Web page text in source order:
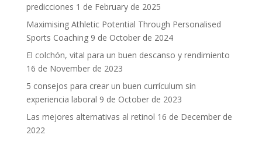
predicciones 1 de February de 2025
Maximising Athletic Potential Through Personalised
Sports Coaching 9 de October de 2024
El colchón, vital para un buen descanso y rendimiento
16 de November de 2023
5 consejos para crear un buen currículum sin
experiencia laboral 9 de October de 2023
Las mejores alternativas al retinol 16 de December de
2022